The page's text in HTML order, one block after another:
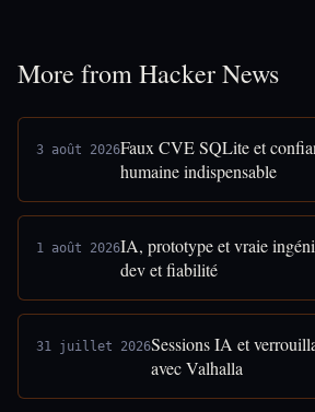
More from Hacker News
3 août 2026Faux CVE SQLite et
humaine indispensable
1 août 2026IA, prototype et vraie
dev et fiabilité
31 juillet 2026Sessions IA et
avec Valhalla